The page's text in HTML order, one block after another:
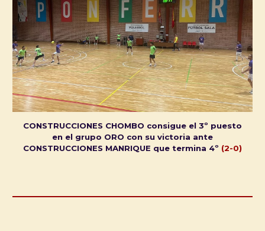
CONSTRUCCIONES CHOMBO consigue el 3º puesto
en el grupo ORO con su victoria ante
CONSTRUCCIONES MANRIQUE que termina 4º (2-0)